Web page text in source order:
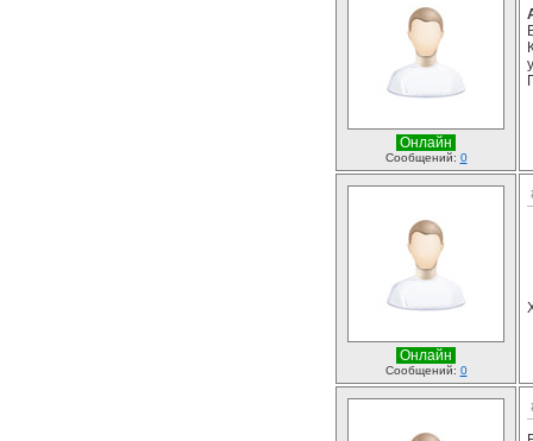
Онлайн
Сообщений: 0
Онлайн
Сообщений: 0